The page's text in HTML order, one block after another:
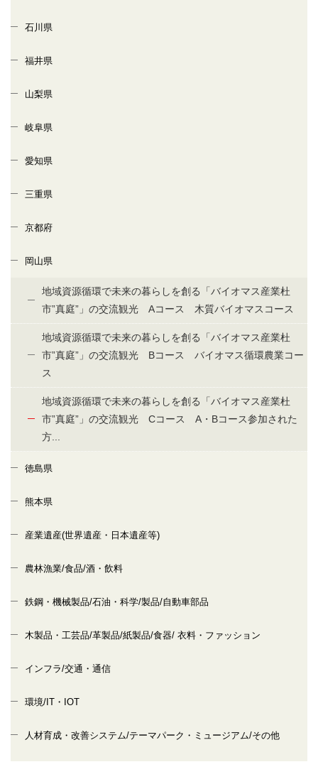
石川県
福井県
山梨県
岐阜県
愛知県
三重県
京都府
岡山県
地域資源循環で未来の暮らしを創る「バイオマス産業杜
市”真庭”」の交流観光 Aコース 木質バイオマスコース
地域資源循環で未来の暮らしを創る「バイオマス産業杜
市”真庭”」の交流観光 Bコース バイオマス循環農業コー
ス
地域資源循環で未来の暮らしを創る「バイオマス産業杜
市”真庭”」の交流観光 Cコース A・Bコース参加された
方...
徳島県
熊本県
産業遺産(世界遺産・日本遺産等)
農林漁業/食品/酒・飲料
鉄鋼・機械製品/石油・科学/製品/自動車部品
木製品・工芸品/革製品/紙製品/食器/ 衣料・ファッション
インフラ/交通・通信
環境/IT・IOT
人材育成・改善システム/テーマパーク・ミュージアム/その他